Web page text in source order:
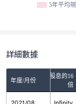
5年平均
詳細數據
年度/月份
5年平均現金股息的16
倍